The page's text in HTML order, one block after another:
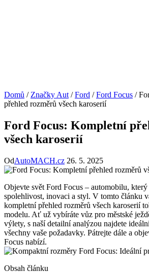
Domů / Značky Aut / Ford / Ford Focus /
přehled rozměrů všech karoserií
Ford Focus: Kompletní
všech karoserií
OdAutoMACH.cz 26. 5. 2025
Objevte svět Ford Focus – automobilu,
spolehlivost, inovaci a styl. V tomto článku
kompletní přehled rozměrů všech karoserií
modelu. Ať už vybíráte vůz pro městské
výlety, s naší detailní analýzou najdete
všechny vaše požadavky. Pátrejte dále a
Focus nabízí.
Obsah článku